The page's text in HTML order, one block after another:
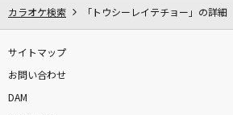
カラオケ検索 「トウシーレイテチョー」の詳細
サイトマップ
お問い合わせ
DAM